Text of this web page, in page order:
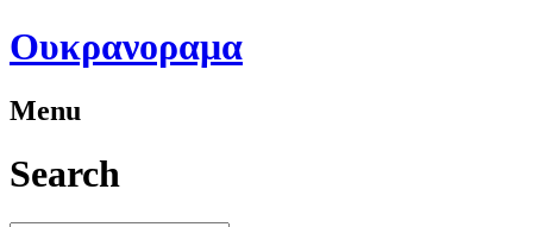
Ουκρανοραμα
Menu
Search